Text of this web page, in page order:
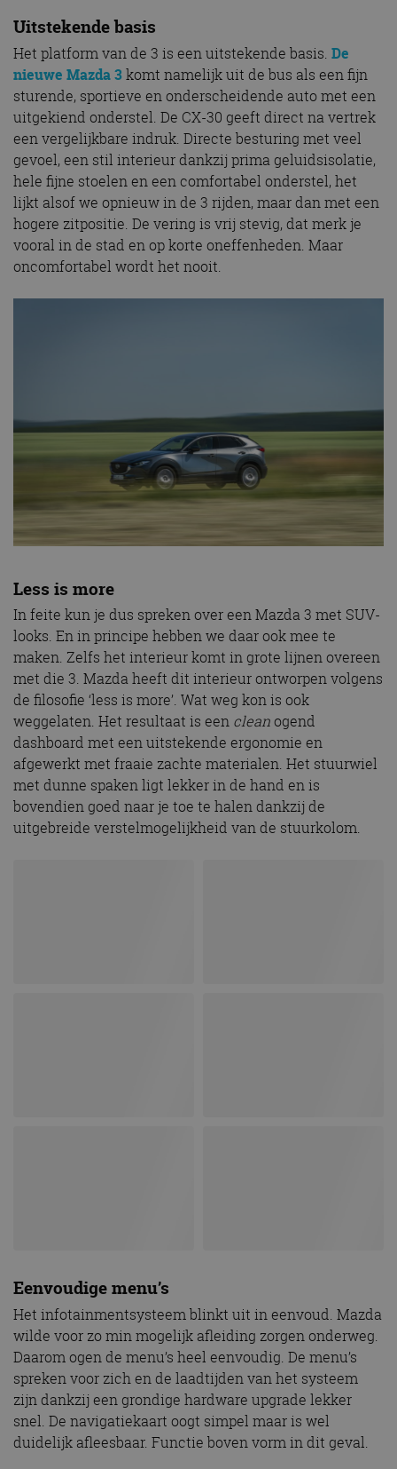
Uitstekende basis
Het platform van de 3 is een uitstekende basis. De
nieuwe Mazda 3komt namelijk uit de bus als een fijn
sturende, sportieve en onderscheidende auto met een
uitgekiend onderstel. De CX-30 geeft direct na vertrek
een vergelijkbare indruk. Directe besturing met veel
gevoel, een stil interieur dankzij prima geluidsisolatie,
hele fijne stoelen en een comfortabel onderstel, het
lijkt alsof we opnieuw in de 3 rijden, maar dan met een
hogere zitpositie. De vering is vrij stevig, dat merk je
vooral in de stad en op korte oneffenheden. Maar
oncomfortabel wordt het nooit.
Less is more
In feite kun je dus spreken over een Mazda 3 met SUV-
looks. En in principe hebben we daar ook mee te
maken. Zelfs het interieur komt in grote lijnen overeen
met die 3. Mazda heeft dit interieur ontworpen volgens
de filosofie ‘less is more’. Wat weg kon is ook
weggelaten. Het resultaat is een cleanogend
dashboard met een uitstekende ergonomie en
afgewerkt met fraaie zachte materialen. Het stuurwiel
met dunne spaken ligt lekker in de hand en is
bovendien goed naar je toe te halen dankzij de
uitgebreide verstelmogelijkheid van de stuurkolom.
Eenvoudige menu’s
Het infotainmentsysteem blinkt uit in eenvoud. Mazda
wilde voor zo min mogelijk afleiding zorgen onderweg.
Daarom ogen de menu’s heel eenvoudig. De menu’s
spreken voor zich en de laadtijden van het systeem
zijn dankzij een grondige hardware upgrade lekker
snel. De navigatiekaart oogt simpel maar is wel
duidelijk afleesbaar. Functie boven vorm in dit geval.